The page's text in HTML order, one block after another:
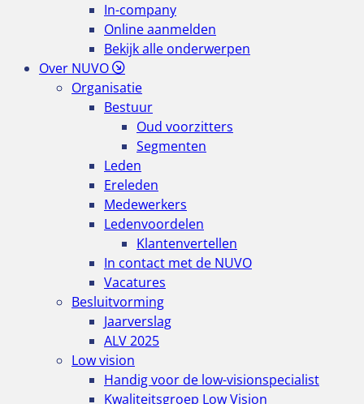
In-company
Online aanmelden
Bekijk alle onderwerpen
Over NUVO
Organisatie
Bestuur
Oud voorzitters
Segmenten
Leden
Ereleden
Medewerkers
Ledenvoordelen
Klantenvertellen
In contact met de NUVO
Vacatures
Besluitvorming
Jaarverslag
ALV 2025
Low vision
Handig voor de low-visionspecialist
Kwaliteitsgroep Low Vision